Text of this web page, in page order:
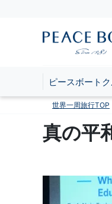
ピースボート
世界一周旅行TOP
真の平